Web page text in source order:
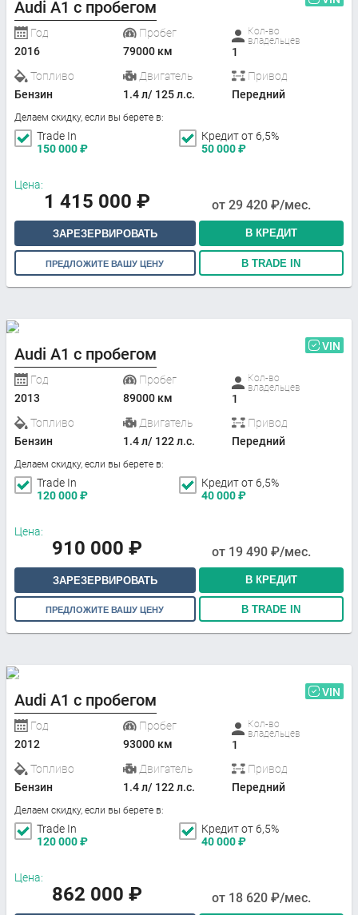
Audi A1 с пробегом
Год
2016
Пробег
79000 км
Кол-во
владельцев
1
Топливо
Бензин
Двигатель
1.4 л/ 125 л.с.
Привод
Передний
Делаем скидку, если вы берете в:
Trade In
150 000₽
Кредит от 6,5%
50 000₽
Цена:
1 415 000 ₽ от 29 420 ₽/мес.
ЗАРЕЗЕРВИРОВАТЬ В КРЕДИТ
ПРЕДЛОЖИТЕ ВАШУ ЦЕНУ В TRADE IN
Audi A1 с пробегом VIN
Год
2013
Пробег
89000 км
Кол-во
владельцев
1
Топливо
Бензин
Двигатель
1.4 л/ 122 л.с.
Привод
Передний
Делаем скидку, если вы берете в:
Trade In
120 000₽
Кредит от 6,5%
40 000₽
Цена:
910 000 ₽ от 19 490 ₽/мес.
ЗАРЕЗЕРВИРОВАТЬ В КРЕДИТ
ПРЕДЛОЖИТЕ ВАШУ ЦЕНУ В TRADE IN
Audi A1 с пробегом VIN
Год
2012
Пробег
93000 км
Кол-во
владельцев
1
Топливо
Бензин
Двигатель
1.4 л/ 122 л.с.
Привод
Передний
Делаем скидку, если вы берете в:
Trade In
120 000₽
Кредит от 6,5%
40 000₽
Цена:
862 000 ₽ от 18 620 ₽/мес.